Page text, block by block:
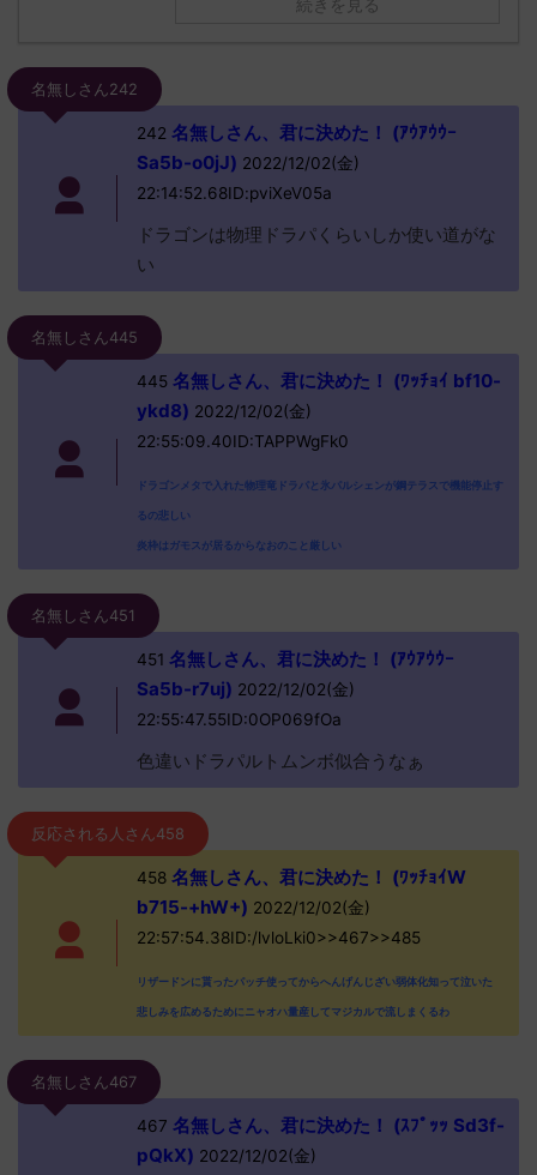
続きを見る
名無しさん242
242 名無しさん、君に決めた！ (ｱｳｱｳｳｰ
Sa5b-o0jJ) 2022/12/02(金)
22:14:52.68ID:pviXeV05a
ドラゴンは物理ドラパくらいしか使い道がな
い
名無しさん445
445名無しさん、君に決めた！ (ﾜｯﾁｮｲ bf10-
ykd8) 2022/12/02(金)
22:55:09.40ID:TAPPWgFk0
ドラゴンメタで入れた物理竜ドラパと氷パルシェンが鋼テラスで機能停止す
るの悲しい
炎枠はガモスが居るからなおのこと厳しい
名無しさん451
451 名無しさん、君に決めた！ (ｱｳｱｳｳｰ
Sa5b-r7uj) 2022/12/02(金)
22:55:47.55ID:0OP069fOa
色違いドラパルトムンボ似合うなぁ
反応される人さん458
458名無しさん、君に決めた！ (ﾜｯﾁｮｲW
b715-+hW+) 2022/12/02(金)
22:57:54.38ID:/lvloLki0>>467>>485
リザードンに貰ったパッチ使ってからへんげんじざい弱体化知って泣いた
悲しみを広めるためにニャオハ量産してマジカルで流しまくるわ
名無しさん467
467 名無しさん、君に決めた！ (ｽﾌﾟｯｯ Sd3f-
pQkX) 2022/12/02(金)